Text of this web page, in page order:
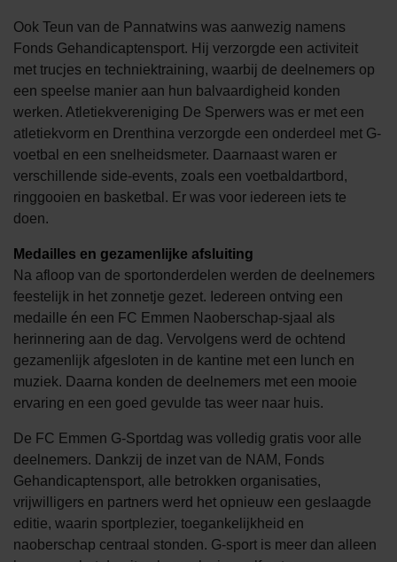
Ook Teun van de Pannatwins was aanwezig namens
Fonds Gehandicaptensport. Hij verzorgde een activiteit
met trucjes en techniektraining, waarbij de deelnemers op
een speelse manier aan hun balvaardigheid konden
werken. Atletiekvereniging De Sperwers was er met een
atletiekvorm en Drenthina verzorgde een onderdeel met G-
voetbal en een snelheidsmeter. Daarnaast waren er
verschillende side-events, zoals een voetbaldartbord,
ringgooien en basketbal. Er was voor iedereen iets te
doen.
Medailles en gezamenlijke afsluiting
Na afloop van de sportonderdelen werden de deelnemers
feestelijk in het zonnetje gezet. Iedereen ontving een
medaille én een FC Emmen Naoberschap-sjaal als
herinnering aan de dag. Vervolgens werd de ochtend
gezamenlijk afgesloten in de kantine met een lunch en
muziek. Daarna konden de deelnemers met een mooie
ervaring en een goed gevulde tas weer naar huis.
De FC Emmen G-Sportdag was volledig gratis voor alle
deelnemers. Dankzij de inzet van de NAM, Fonds
Gehandicaptensport, alle betrokken organisaties,
vrijwilligers en partners werd het opnieuw een geslaagde
editie, waarin sportplezier, toegankelijkheid en
naoberschap centraal stonden. G-sport is meer dan alleen